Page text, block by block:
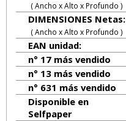
( Ancho x Alto x Profundo )
DIMENSIONES Netas:
( Ancho x Alto x Profundo )
EAN unidad:
n° 17 más vendido
n° 13 más vendido
n° 631 más vendido
Disponible en
Selfpaper